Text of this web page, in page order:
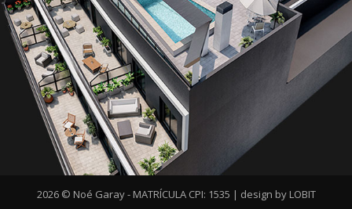
2026 © Noé Garay - MATRÍCULA CPI: 1535 | design by LOBIT